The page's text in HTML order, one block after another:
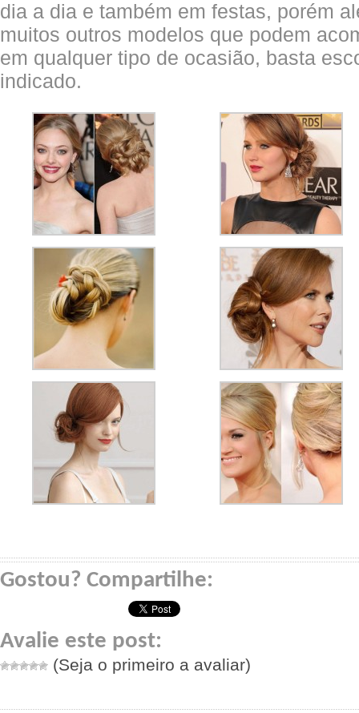
dia a dia e também em festas, porém
muitos outros modelos que podem
em qualquer tipo de ocasião, basta
indicado.
Gostou? Compartilhe:
Avalie este post:
(Seja o primeiro a avaliar)